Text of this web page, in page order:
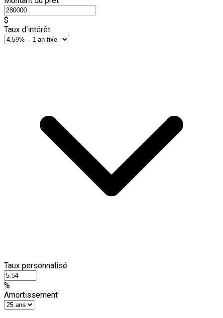
$
Taux d'intérêt
Taux personnalisé
%
Amortissement